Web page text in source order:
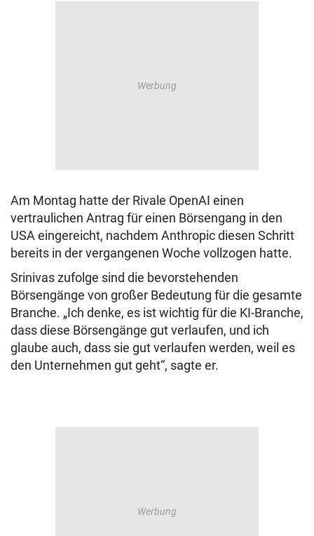
Am Montag hatte der Rivale OpenAI einen
vertraulichen Antrag für einen Börsengang in den
USA eingereicht, nachdem Anthropic diesen Schritt
bereits in der vergangenen Woche vollzogen hatte.
Srinivas zufolge sind die bevorstehenden
Börsengänge von großer Bedeutung für die gesamte
Branche. „Ich denke, es ist wichtig für die KI-Branche,
dass diese Börsengänge gut verlaufen, und ich
glaube auch, dass sie gut verlaufen werden, weil es
den Unternehmen gut geht“, sagte er.